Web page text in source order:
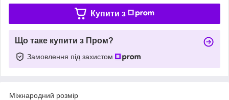
Купити з
Що таке купити з Пром?
Замовлення під захистом
Міжнародний розмір